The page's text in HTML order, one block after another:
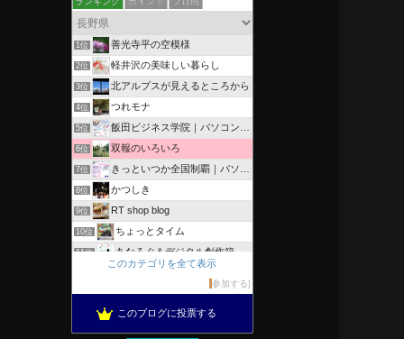
1位 善光寺平の空模様
2位 軽井沢の美味しい暮らし
3位 北アルプスが見えるところから
4位 つれモナ
5位 飯田ビジネス学院｜パソコン、簿記、公共職業訓練と求職者支援
6位 双報のいろいろ
7位 きっといつか全国制覇｜パソコン教室、簿記教室のスタッフブログ
8位 かつしき
9位 RT shop blog
10位 ちょっとタイム
11位 あなろぐ＆デジタル創作箱
軽井沢まったり生活 柴犬とともに
13位 ぴきょログ 軽井沢でぐーたら生活
がんばれ長野
15位 OESセｴラ＆レイラ何気ない風景
このカテゴリを全て表示
参加する
このブログに投票する